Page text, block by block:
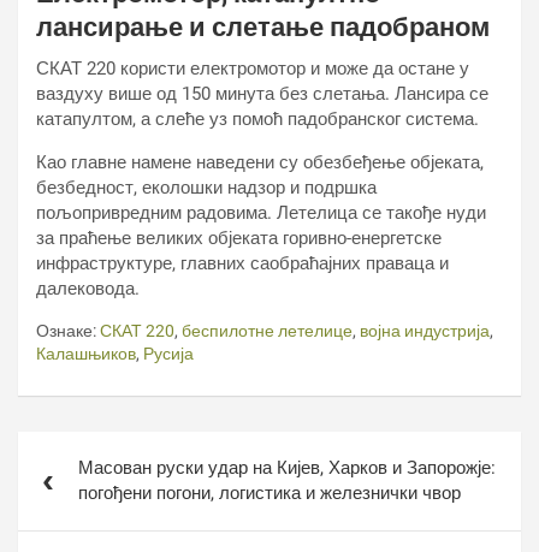
лансирање и слетање падобраном
СКАТ 220 користи електромотор и може да остане у
ваздуху више од 150 минута без слетања. Лансира се
катапултом, а слеће уз помоћ падобранског система.
Као главне намене наведени су обезбеђење објеката,
безбедност, еколошки надзор и подршка
пољопривредним радовима. Летелица се такође нуди
за праћење великих објеката горивно-енергетске
инфраструктуре, главних саобраћајних праваца и
далековода.
Ознаке:СКАТ 220, беспилотне летелице, војна индустрија,
Калашњиков, Русија
чланкаМасован руски удар на Кијев, Харков и Запорожје:
погођени погони, логистика и железнички чвор